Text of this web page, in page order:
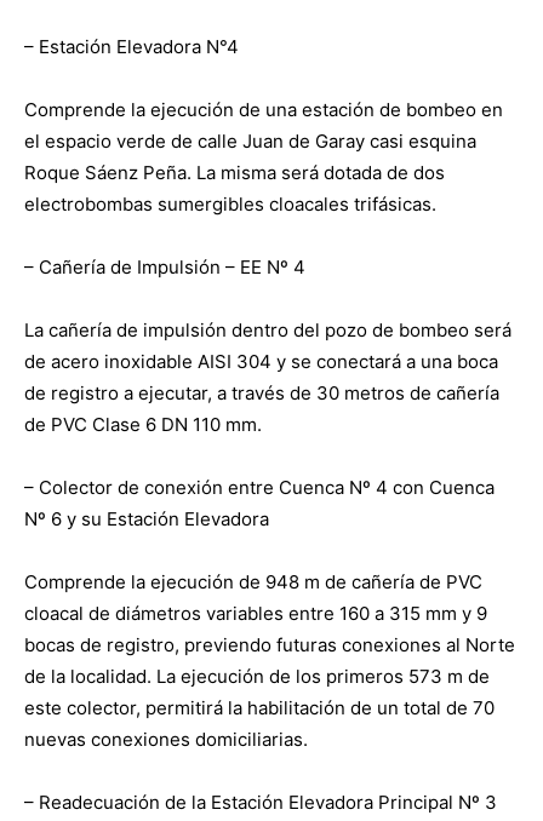
– Estación Elevadora N°4
Comprende la ejecución de una estación de bombeo en
el espacio verde de calle Juan de Garay casi esquina
Roque Sáenz Peña. La misma será dotada de dos
electrobombas sumergibles cloacales trifásicas.
– Cañería de Impulsión – EE Nº 4
La cañería de impulsión dentro del pozo de bombeo será
de acero inoxidable AISI 304 y se conectará a una boca
de registro a ejecutar, a través de 30 metros de cañería
de PVC Clase 6 DN 110 mm.
– Colector de conexión entre Cuenca Nº 4 con Cuenca
Nº 6 y su Estación Elevadora
Comprende la ejecución de 948 m de cañería de PVC
cloacal de diámetros variables entre 160 a 315 mm y 9
bocas de registro, previendo futuras conexiones al Norte
de la localidad. La ejecución de los primeros 573 m de
este colector, permitirá la habilitación de un total de 70
nuevas conexiones domiciliarias.
– Readecuación de la Estación Elevadora Principal Nº 3